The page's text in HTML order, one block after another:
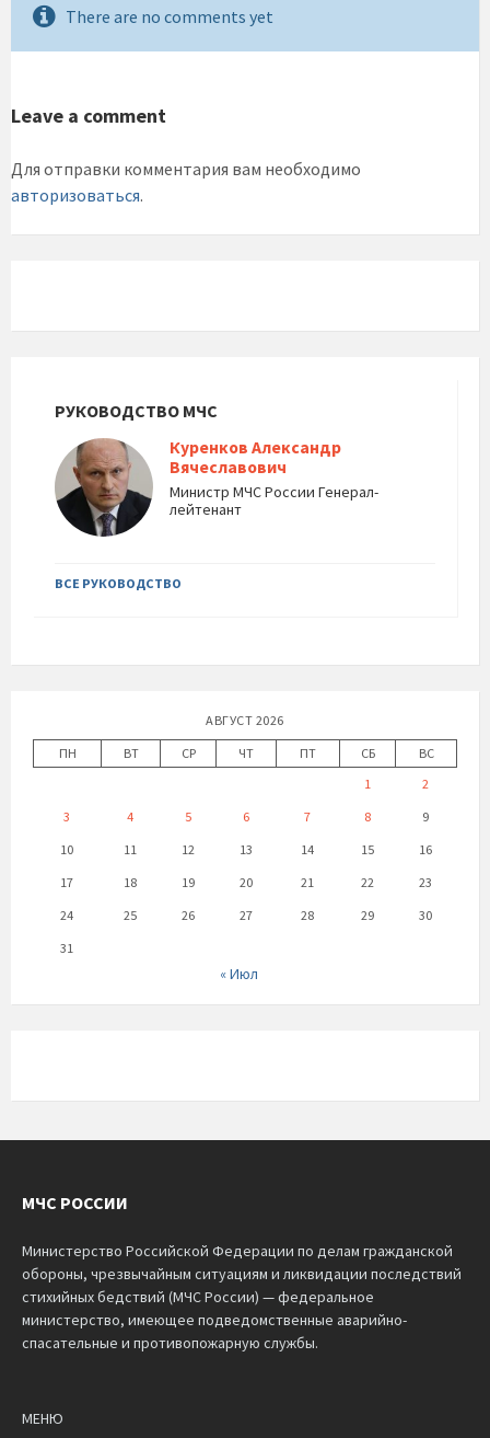
There are no comments yet
Leave a comment
Для отправки комментария вам необходимо
авторизоваться.
РУКОВОДСТВО МЧС
Куренков Александр
Вячеславович
Министр МЧС России Генерал-
лейтенант
ВСЕ РУКОВОДСТВО
АВГУСТ 2026
ПН
ВТ СР ЧТ ПТ СБ
ВС
1
2
3
4 5 6 7 8
9
10
11 12 13 14 15
16
17
18 19 20 21 22
23
24
25 26 27 28 29
30
31
« Июл
МЧС РОССИИ
Министерство Российской Федерации по делам гражданской
обороны, чрезвычайным ситуациям и ликвидации последствий
стихийных бедствий (МЧС России) — федеральное
министерство, имеющее подведомственные аварийно-
спасательные и противопожарную службы.
МЕНЮ